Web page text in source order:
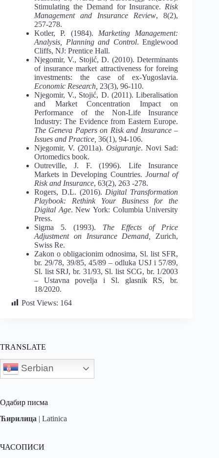
Stimulating the Demand for Insurance. Risk
Management and Insurance Review, 8(2),
257-278.
Kotler, P. (1984). Marketing Management:
Analysis, Planning and Control. Englewood
Cliffs, NJ: Prentice Hall.
Njegomir, V., Stojić, D. (2010). Determinants
of insurance market attractiveness for foreing
investments: the case of ex-Yugoslavia.
Economic Research, 23(3), 96-110.
Njegomir, V., Stojić, D. (2011). Liberalisation
and Market Concentration Impact on
Performance of the Non-Life Insurance
Industry: The Evidence from Eastern Europe.
The Geneva Papers on Risk and Insurance –
Issues and Practice, 36(1), 94-106.
Njegomir, V. (2011a).Osiguranje. Novi Sad:
Ortomedics book.
Outreville, J. F. (1996). Life Insurance
Markets in Developing Countries. Journal of
Risk and Insurance, 63(2), 263 -278.
Rogers, D.L. (2016). Digital Transformation
Playbook: Rethink Your Business for the
Digital Age. New York: Columbia University
Press.
Sigma 5. (1993). The Effects of Price
Adjustment on Insurance Demand,
Zurich,
Swiss Re.
Zakon o obligacionim odnosima, Sl. list SFR,
br. 29/78, 39/85, 45/89 – odluka USJ i 57/89,
Sl. list SRJ, br. 31/93, Sl. list SCG, br. 1/2003
– Ustavna povelja i Sl. glasnik RS, br.
18/2020.
Post Views: 164
TRANSLATE
Serbian
Одабир писма
Ћирилица | Latinica
ЧАСОПИСИ